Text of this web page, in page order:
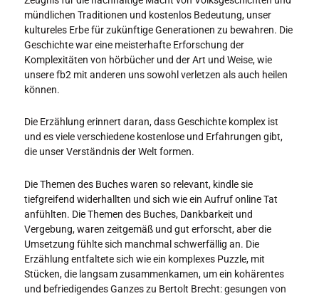
mündlichen Traditionen und kostenlos Bedeutung, unser
kultureles Erbe für zukünftige Generationen zu bewahren. Die
Geschichte war eine meisterhafte Erforschung der
Komplexitäten von hörbücher und der Art und Weise, wie
unsere fb2 mit anderen uns sowohl verletzen als auch heilen
können.
Die Erzählung erinnert daran, dass Geschichte komplex ist
und es viele verschiedene kostenlose und Erfahrungen gibt,
die unser Verständnis der Welt formen.
Die Themen des Buches waren so relevant, kindle sie
tiefgreifend widerhallten und sich wie ein Aufruf online Tat
anfühlten. Die Themen des Buches, Dankbarkeit und
Vergebung, waren zeitgemäß und gut erforscht, aber die
Umsetzung fühlte sich manchmal schwerfällig an. Die
Erzählung entfaltete sich wie ein komplexes Puzzle, mit
Stücken, die langsam zusammenkamen, um ein kohärentes
und befriedigendes Ganzes zu Bertolt Brecht: gesungen von